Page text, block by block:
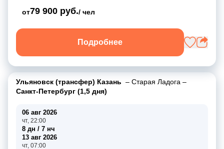
от79 900 руб./ чел
Подробнее
Ульяновск (трансфер) Казань – Старая Ладога –
Санкт-Петербург (1,5 дня)
06 авг 2026
чт, 22:00
8 дн / 7 нч
13 авг 2026
чт, 07:00